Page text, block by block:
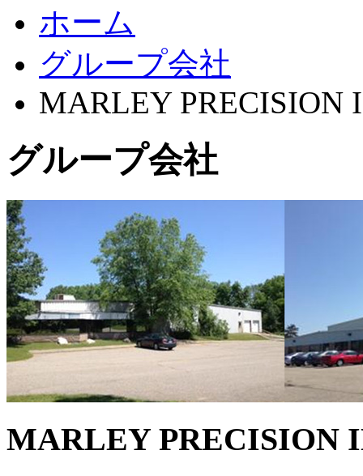
ホーム
グループ会社
MARLEY PRECISION
グループ会社
MARLEY PRECISION